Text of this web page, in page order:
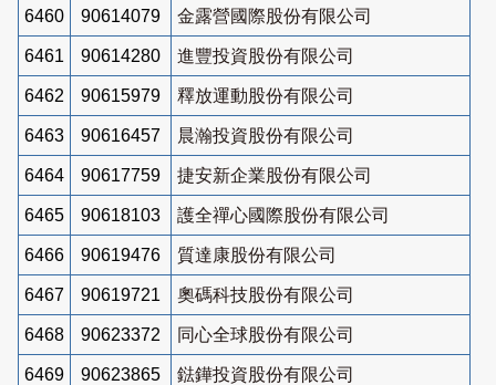
6460 90614079 金露營國際股份有限公司
6461 90614280 進豐投資股份有限公司
6462 90615979 釋放運動股份有限公司
6463 90616457 晨瀚投資股份有限公司
6464 90617759 捷安新企業股份有限公司
6465 90618103 護全禪心國際股份有限公司
6466 90619476 質達康股份有限公司
6467 90619721 奧碼科技股份有限公司
6468 90623372 同心全球股份有限公司
6469 90623865 鍅鏵投資股份有限公司